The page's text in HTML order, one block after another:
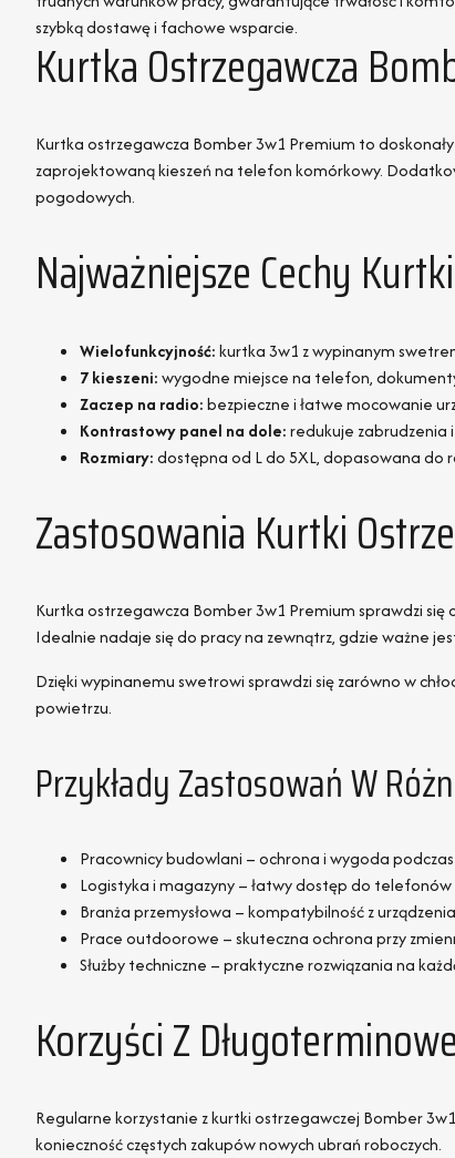
szybką dostawę i fachowe wsparcie.
Kurtka Ostrzegawcza
Kurtka ostrzegawcza Bomber 3w1 Premium to
zaprojektowaną kieszeń na telefon komórkowy.
pogodowych.
Najważniejsze Cechy
Wielofunkcyjność:kurtka 3w1 z wypinanym
7 kieszeni:wygodne miejsce na telefon,
Zaczep na radio:bezpieczne i łatwe mocowanie
Kontrastowy panel na dole:redukuje zabrudzenia
Rozmiary:dostępna od L do 5XL, dopasowana do
Zastosowania Kurtki
Kurtka ostrzegawcza Bomber 3w1 Premium sprawdzi się
Idealnie nadaje się do pracy na zewnątrz, gdzie ważne
Dzięki wypinanemu swetrowi sprawdzi się zarówno w
powietrzu.
Przykłady Zastosowań W
Pracownicy budowlani – ochrona i wygoda podczas
Logistyka i magazyny – łatwy dostęp do
Branża przemysłowa – kompatybilność z
Prace outdoorowe – skuteczna ochrona przy
Służby techniczne – praktyczne rozwiązania na
Korzyści Z
Regularne korzystanie z kurtki ostrzegawczej Bomber
konieczność częstych zakupów nowych ubrań roboczych.